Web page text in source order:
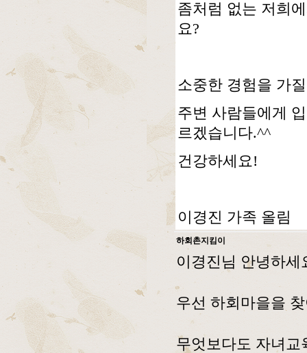
좀처럼 없는 저희
요?
소중한 경험을 가
주변 사람들에게
르겠습니다.^^
건강하세요!
이경진 가족 올림
하회촌지킴이
이경진님 안녕하세
우선 하회마을을
무엇보다도 자녀교